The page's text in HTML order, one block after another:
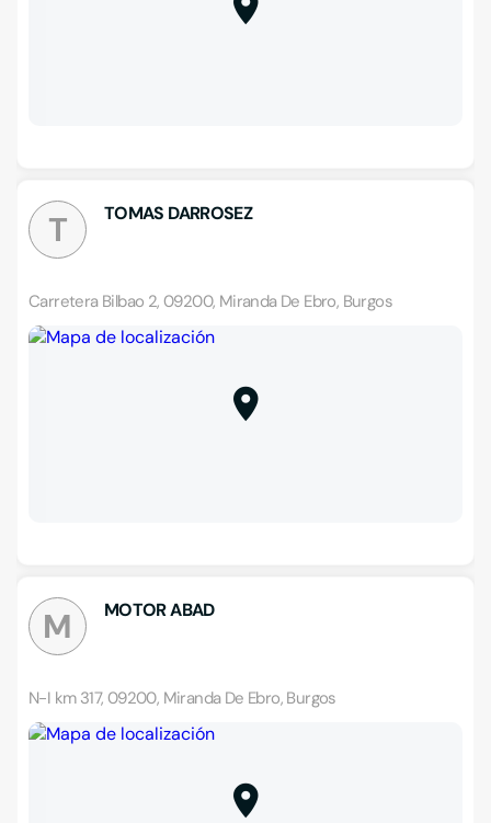
T TOMAS DARROSEZ
Carretera Bilbao 2, 09200, Miranda De Ebro, Burgos
M MOTOR ABAD
N-I km 317, 09200, Miranda De Ebro, Burgos